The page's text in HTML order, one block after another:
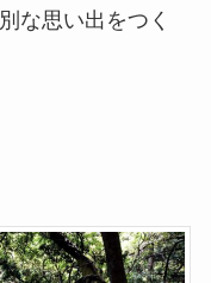
な思い出をつく